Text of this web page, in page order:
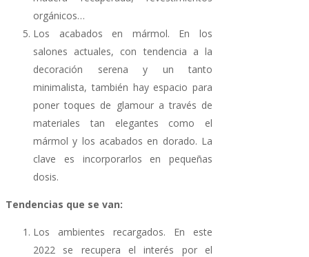
orgánicos…
Los acabados en mármol. En los
salones actuales, con tendencia a la
decoración serena y un tanto
minimalista, también hay espacio para
poner toques de glamour a través de
materiales tan elegantes como el
mármol y los acabados en dorado. La
clave es incorporarlos en pequeñas
dosis.
Tendencias que se van:
Los ambientes recargados. En este
2022 se recupera el interés por el